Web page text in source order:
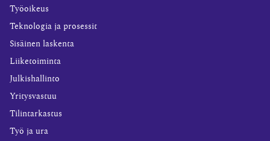
Työoikeus
Teknologia ja prosessit
Sisäinen laskenta
Liiketoiminta
Julkishallinto
Yritysvastuu
Tilintarkastus
Työ ja ura